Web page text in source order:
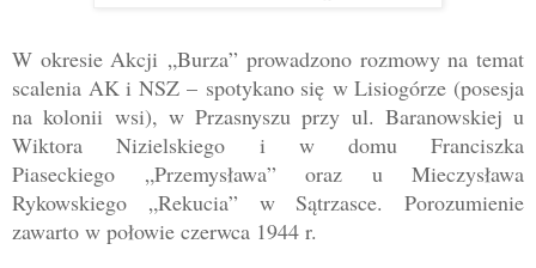
W okresie Akcji „Burza”prowadzono rozmowy na temat
scalenia AK i NSZ– spotykano się w Lisiogórze (posesja
na kolonii wsi), w Przasnyszu przy ul. Baranowskiej u
Wiktora Nizielskiegoiw domu Franciszka
Piaseckiego „Przemysława” oraz u Mieczysława
Rykowskiego „Rekucia” w Sątrzasce.
Porozumienie
zawarto w połowie czerwca 1944 r.